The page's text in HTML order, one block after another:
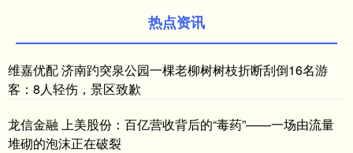
热点资讯
维嘉优配 济南趵突泉公园一棵老柳树树枝折断刮倒16名游
客：8人轻伤，景区致歉
龙信金融 上美股份：百亿营收背后的“毒药”——一场由流量
堆砌的泡沫正在破裂